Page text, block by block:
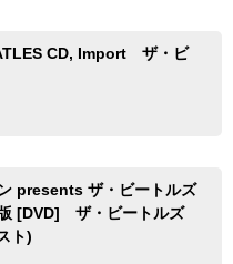
CD, Import ザ・ビ
presents ザ・ビートルズ
[DVD] ザ・ビートルズ
ト)